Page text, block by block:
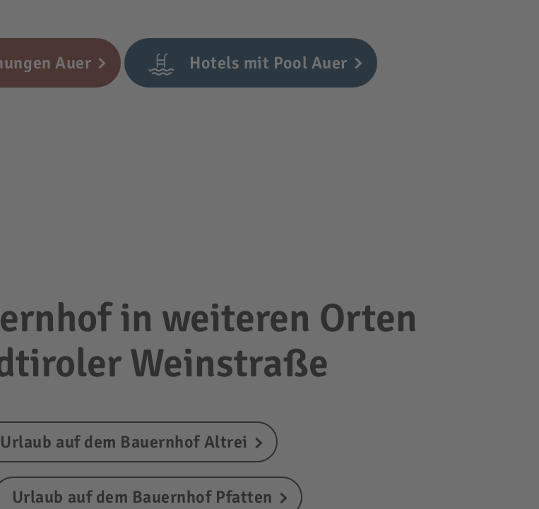
Auer Hotels mit Pool Auer
in weiteren Orten
Weinstraße
Urlaub auf dem Bauernhof Altrei
Urlaub auf dem Bauernhof Pfatten